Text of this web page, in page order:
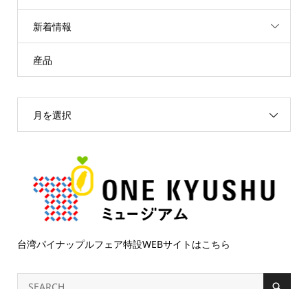
新着情報
産品
月を選択
台湾パイナップルフェア特設WEBサイトはこちら